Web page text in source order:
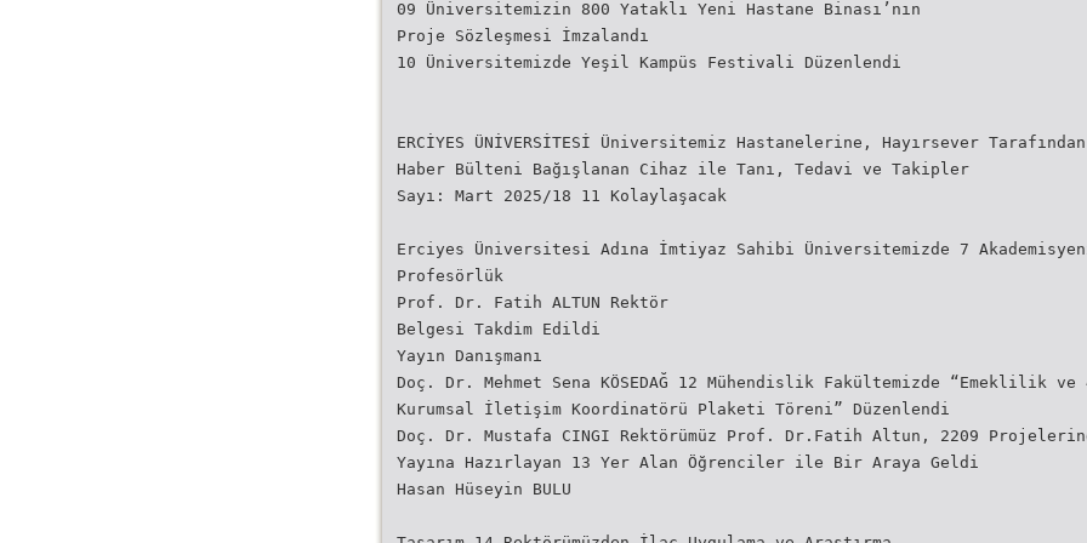
09 Üniversitemizin 800 Yataklı Yeni Hastane Binası’nın
Proje Sözleşmesi İmzalandı
10 Üniversitemizde Yeşil Kampüs Festivali Düzenlendi
ERCİYES ÜNİVERSİTESİ Üniversitemiz Hastanelerine, Hayırsever Tarafından
Haber Bülteni Bağışlanan Cihaz ile Tanı, Tedavi ve Takipler
Sayı: Mart 2025/18 11 Kolaylaşacak
Erciyes Üniversitesi Adına İmtiyaz Sahibi Üniversitemizde 7
Profesörlük
Prof. Dr. Fatih ALTUN Rektör
Belgesi Takdim Edildi
Yayın Danışmanı
Doç. Dr. Mehmet Sena KÖSEDAĞ 12 Mühendislik Fakültemizde “Emeklilik
Kurumsal İletişim Koordinatörü Plaketi Töreni” Düzenlendi
Doç. Dr. Mustafa CINGI Rektörümüz Prof. Dr.Fatih Altun, 2209
Yayına Hazırlayan 13 Yer Alan Öğrenciler ile Bir Araya Geldi
Hasan Hüseyin BULU